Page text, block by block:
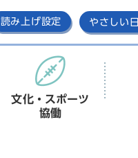
読み上げ設定 やさしい
文化・スポーツ
協働